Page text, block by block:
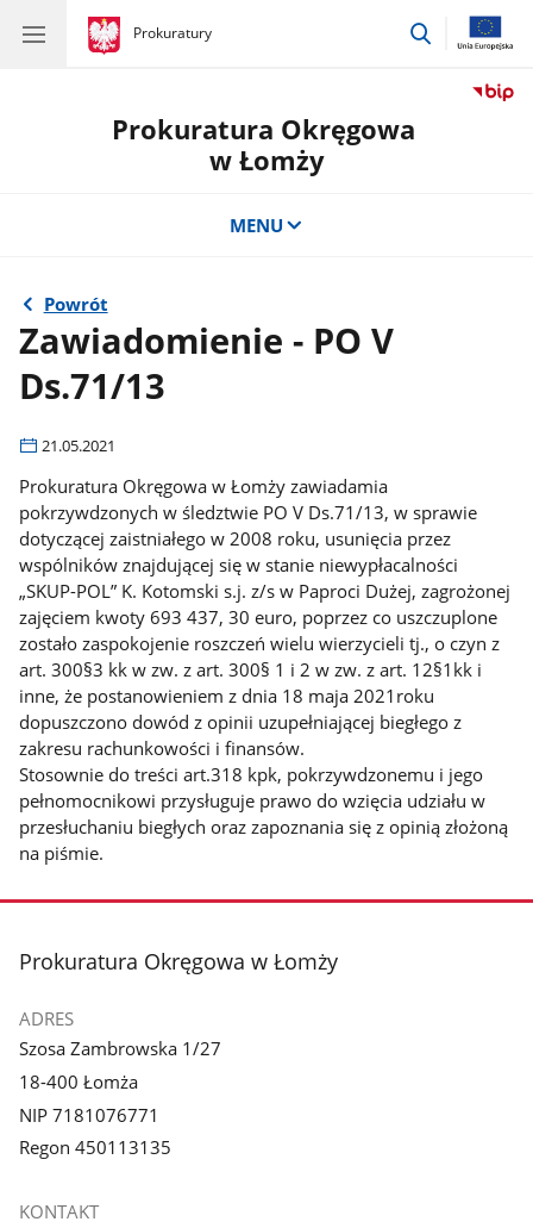
gov.pl
Prokuratury
gov.pl
Prokuratury
przejdź
Prokuratura Okręgowa
w Łomży
MENU
Powrót
Zawiadomienie - PO V
Ds.71/13
21.05.2021
Prokuratura Okręgowa w Łomży zawiadamia
pokrzywdzonych w śledztwie PO V Ds.71/13, w sprawie
dotyczącej zaistniałego w 2008 roku, usunięcia przez
wspólników znajdującej się w stanie niewypłacalności
„SKUP-POL” K. Kotomski s.j. z/s w Paproci Dużej, zagrożonej
zajęciem kwoty 693 437, 30 euro, poprzez co uszczuplone
zostało zaspokojenie roszczeń wielu wierzycieli tj., o czyn z
art. 300§3 kk w zw. z art. 300§ 1 i 2 w zw. z art. 12§1kk i
inne, że postanowieniem z dnia 18 maja 2021roku
dopuszczono dowód z opinii uzupełniającej biegłego z
zakresu rachunkowości i finansów.
Stosownie do treści art.318 kpk, pokrzywdzonemu i jego
pełnomocnikowi przysługuje prawo do wzięcia udziału w
przesłuchaniu biegłych oraz zapoznania się z opinią złożoną
na piśmie.
stopka
Prokuratura Okręgowa w Łomży
ADRES
Szosa Zambrowska 1/27
18-400 Łomża
NIP 7181076771
Regon 450113135
KONTAKT